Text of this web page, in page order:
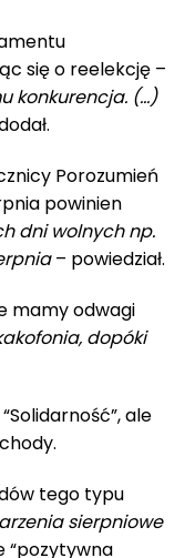
się o reelekcję –
konkurencja. (…)
Porozumień
powinien
dni wolnych np.
– powiedział.
mamy odwagi
dopóki
ale
tego typu
sierpniowe
“pozytywna